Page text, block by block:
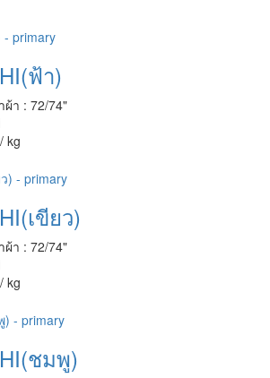
ฟ้า)
ผ้า : 72/74"
kg
เขียว)
ผ้า : 72/74"
kg
ชมพู)